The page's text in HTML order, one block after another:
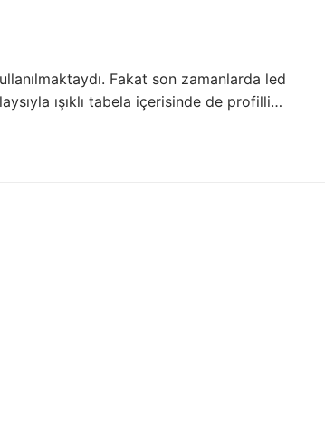
Fakat son zamanlarda led
ışıklı tabela içerisinde de profilli…